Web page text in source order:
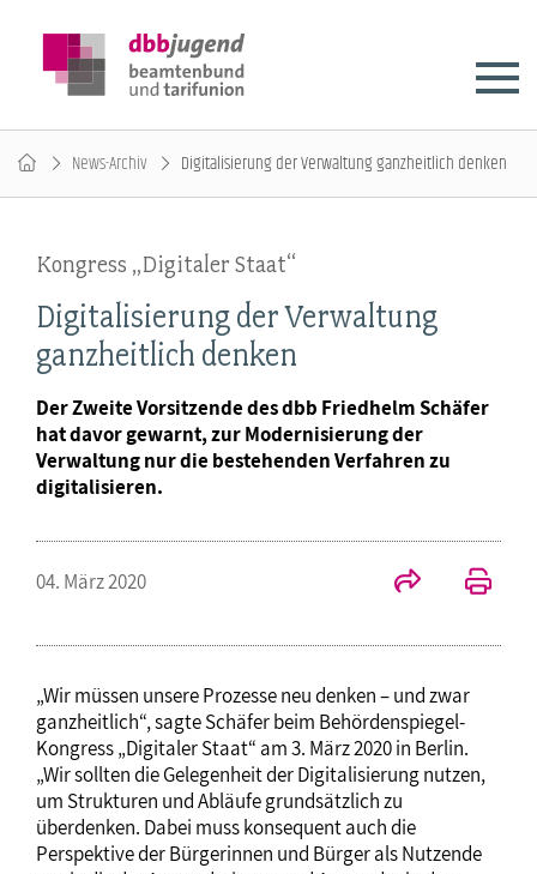
News-Archiv Digitalisierung der Verwaltung ganzheitlich denken
Kongress „Digitaler Staat“
Digitalisierung der Verwaltung
ganzheitlich denken
Der Zweite Vorsitzende des dbb Friedhelm Schäfer
hat davor gewarnt, zur Modernisierung der
Verwaltung nur die bestehenden Verfahren zu
digitalisieren.
04. März 2020
„Wir müssen unsere Prozesse neu denken – und zwar
ganzheitlich“, sagte Schäfer beim Behördenspiegel-
Kongress „Digitaler Staat“ am 3. März 2020 in Berlin.
„Wir sollten die Gelegenheit der Digitalisierung nutzen,
um Strukturen und Abläufe grundsätzlich zu
überdenken. Dabei muss konsequent auch die
Perspektive der Bürgerinnen und Bürger als Nutzende